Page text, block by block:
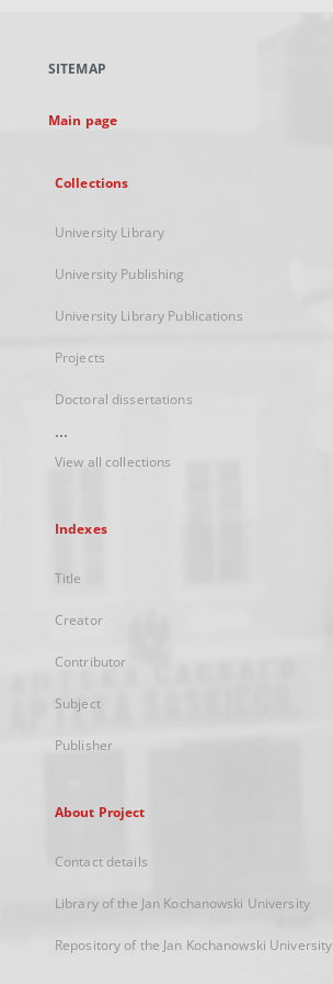
new
SITEMAP
Main page
Collections
University Library
University Publishing
University Library Publications
Projects
Doctoral dissertations
...
View all collections
Indexes
Title
Creator
Contributor
Subject
Publisher
About Project
Contact details
Library of the Jan Kochanowski University
Repository of the Jan Kochanowski University